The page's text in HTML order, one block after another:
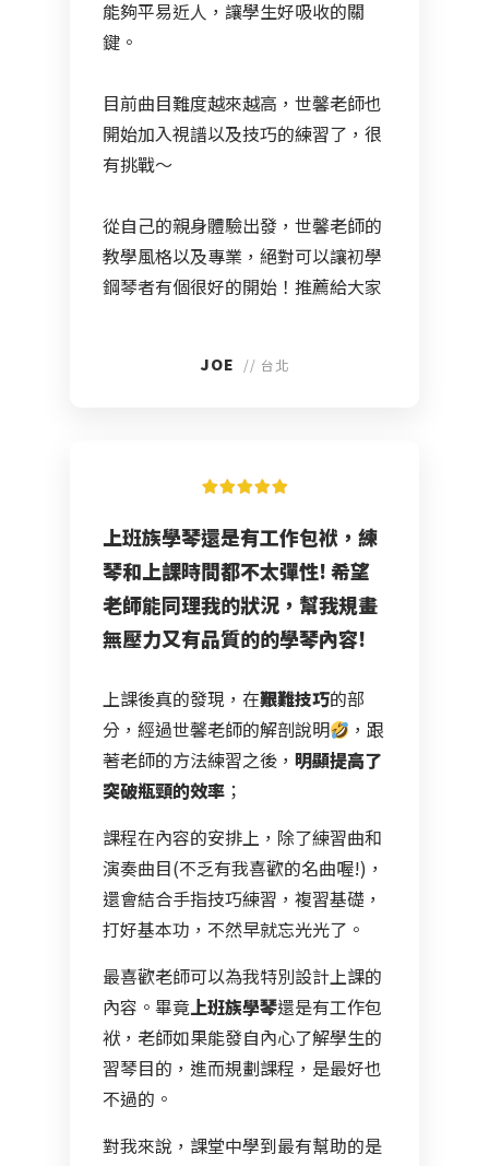
能夠平易近人，讓學生好吸收的關
鍵。
目前曲目難度越來越高，世馨老師也
開始加入視譜以及技巧的練習了，很
有挑戰～
從自己的親身體驗出發，世馨老師的
教學風格以及專業，絕對可以讓初學
鋼琴者有個很好的開始！推薦給大家
JOE // 台北
上班族學琴還是有工作包袱，練
琴和上課時間都不太彈性! 希望
老師能同理我的狀況，幫我規畫
無壓力又有品質的的學琴內容!
上課後真的發現，在艱難技巧的部
分，經過世馨老師的解剖說明
，跟
著老師的方法練習之後， 明顯提高了
突破瓶頸的效率 ；
課程在內容的安排上，除了練習曲和
演奏曲目(不乏有我喜歡的名曲喔!)，
還會結合手指技巧練習，複習基礎，
打好基本功，不然早就忘光光了。
最喜歡老師可以為我特別設計上課的
內容。畢竟上班族學琴還是有工作包
袱，老師如果能發自內心了解學生的
習琴目的，進而規劃課程，是最好也
不過的。
對我來說，課堂中學到最有幫助的是